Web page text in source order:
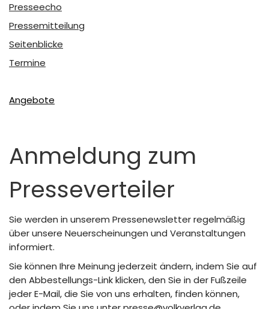
Presseecho
Pressemitteilung
Seitenblicke
Termine
Angebote
Anmeldung zum
Presseverteiler
Sie werden in unserem Pressenewsletter regelmäßig
über unsere Neuerscheinungen und Veranstaltungen
informiert.
Sie können Ihre Meinung jederzeit ändern, indem Sie auf
den Abbestellungs-Link klicken, den Sie in der Fußzeile
jeder E-Mail, die Sie von uns erhalten, finden können,